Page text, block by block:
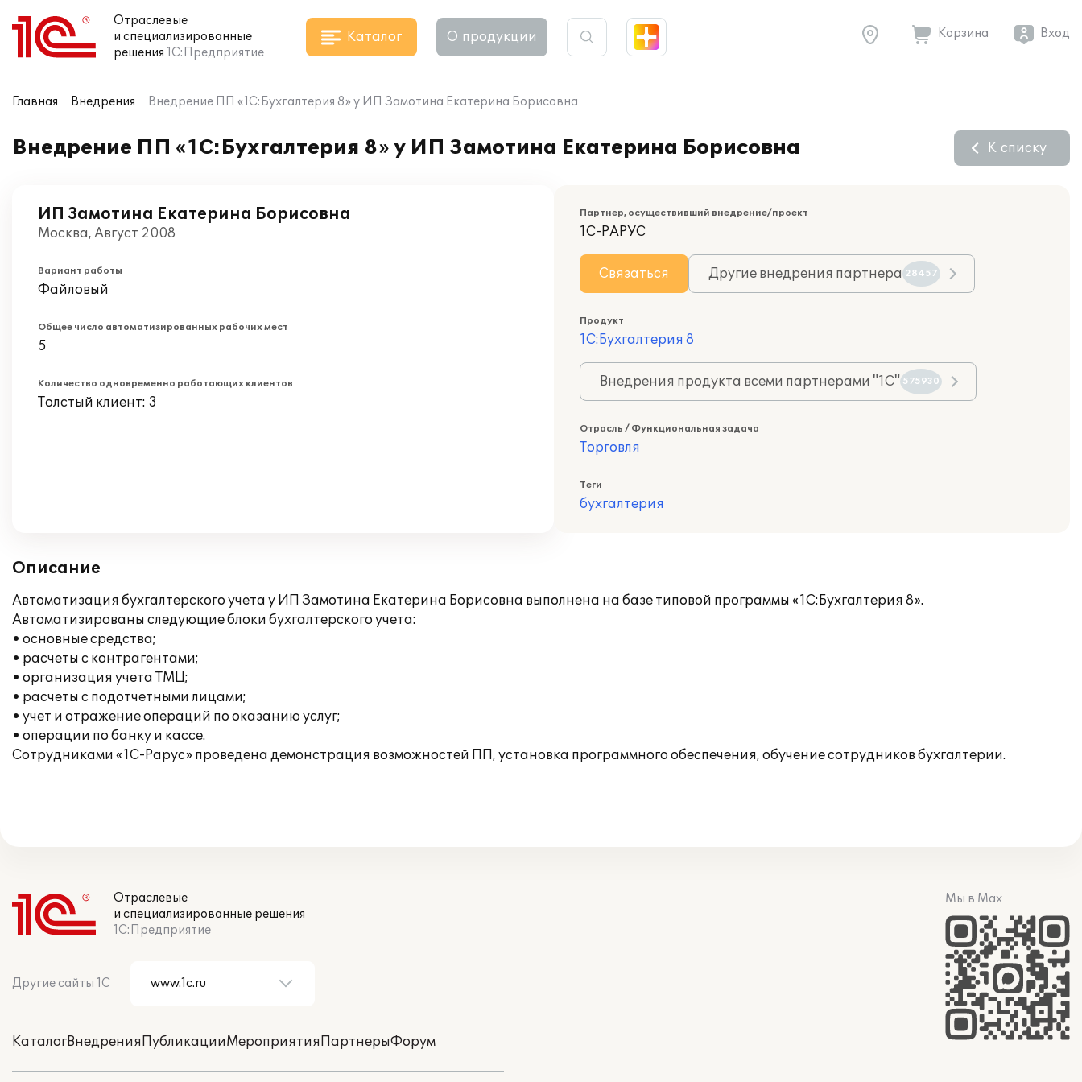
Отраслевые
и специализированные
решения 1С:Предприятие
Каталог О продукции Корзина Вход
Главная Внедрения Внедрение ПП «1С:Бухгалтерия 8» у ИП Замотина Екатерина Борисовна
Внедрение ПП «1С:Бухгалтерия 8» у ИП Замотина Екатерина Борисовна К списку
ИП Замотина Екатерина Борисовна
Москва, Август 2008
Вариант работы
Файловый
Общее число автоматизированных рабочих мест
5
Количество одновременно работающих клиентов
Толстый клиент: 3
Партнер, осуществивший внедрение/проект
1С-РАРУС
Связаться Другие внедрения партнера 28457
Продукт
1С:Бухгалтерия 8
Внедрения продукта всеми партнерами "1С" 575930
Отрасль / Функциональная задача
Торговля
Теги
бухгалтерия
Описание
Автоматизация бухгалтерского учета у ИП Замотина Екатерина Борисовна выполнена на базе типовой программы «1С:Бухгалтерия 8».
Автоматизированы следующие блоки бухгалтерского учета:
• основные средства;
• расчеты с контрагентами;
• организация учета ТМЦ;
• расчеты с подотчетными лицами;
• учет и отражение операций по оказанию услуг;
• операции по банку и кассе.
Сотрудниками «1С-Рарус» проведена демонстрация возможностей ПП, установка программного обеспечения, обучение сотрудников бухгалтерии.
Отраслевые
и специализированные решения
1С:Предприятие
Другие сайты 1С
КаталогВнедренияПубликацииМероприятияПартнерыФорум
Мы в Max